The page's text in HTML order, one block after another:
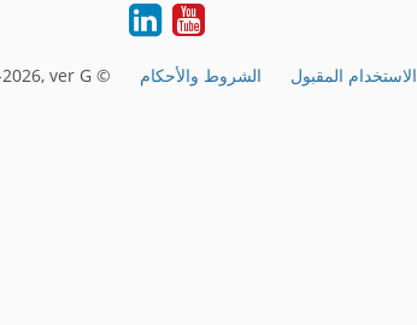
Youtube
LinkedIn
الاستخدام المقبول الشروط والأحكام © FreeConferenceCall.com 2001-2026, ver G